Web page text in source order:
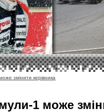
змінити керівника
1 може